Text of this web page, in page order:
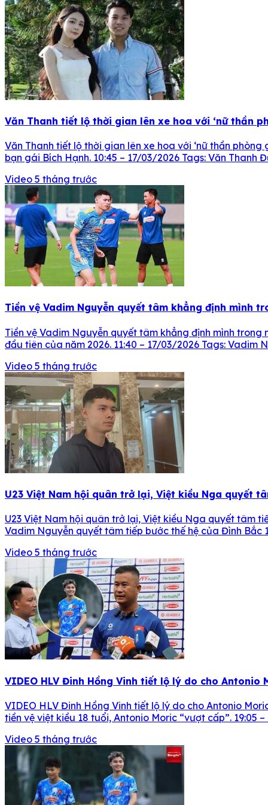
Văn Thanh tiết lộ thời gian lên xe hoa với ‘nữ thần
Văn Thanh tiết lộ thời gian lên xe hoa với ‘nữ thần
bạn gái Bích Hạnh. 10:45 – 17/03/2026 Tags: Văn Thanh
Video 5 tháng trước
Tiền vệ Vadim Nguyễn quyết tâm khẳng định mình
Tiền vệ Vadim Nguyễn quyết tâm khẳng định mình
đầu tiên của năm 2026. 11:40 – 17/03/2026 Tags: Vadim
Video 5 tháng trước
U23 Việt Nam hội quân trở lại, Việt kiều Nga quyết
U23 Việt Nam hội quân trở lại, Việt kiều Nga quyết tâm
Vadim Nguyễn quyết tâm tiếp bước thế hệ của Đình Bắc
Video 5 tháng trước
VIDEO HLV Đinh Hồng Vinh tiết lộ lý do cho Antonio
VIDEO HLV Đinh Hồng Vinh tiết lộ lý do cho Antonio
tiền vệ việt kiều 18 tuổi, Antonio Moric “vượt cấp”. 19:05
Video 5 tháng trước